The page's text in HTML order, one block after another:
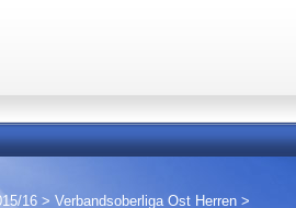
16 > Verbandsoberliga Ost Herren >